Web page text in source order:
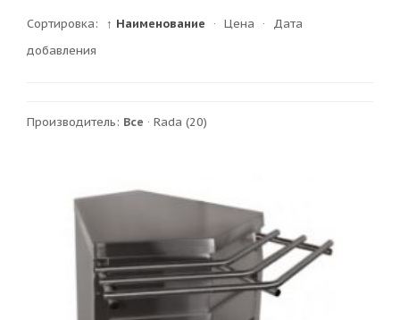
Сортировка: ↑ Наименование · Цена ·
Дата
добавления
Производитель: Все · Rada (20)